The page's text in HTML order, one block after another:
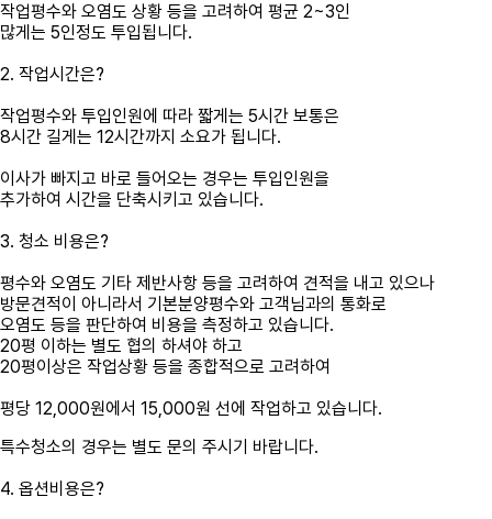
작업평수와 오염도 상황 등을 고려하여 평균 2~3인
많게는 5인정도 투입됩니다.
2. 작업시간은?
작업평수와 투입인원에 따라 짧게는 5시간 보통은
8시간 길게는 12시간까지 소요가 됩니다.
이사가 빠지고 바로 들어오는 경우는 투입인원을
추가하여 시간을 단축시키고 있습니다.
3. 청소 비용은?
평수와 오염도 기타 제반사항 등을 고려하여 견적을 내고 있으나
방문견적이 아니라서 기본분양평수와 고객님과의 통화로
오염도 등을 판단하여 비용을 측정하고 있습니다.
20평 이하는 별도 협의 하셔야 하고
20평이상은 작업상황 등을 종합적으로 고려하여
평당 12,000원에서 15,000원 선에 작업하고 있습니다.
특수청소의 경우는 별도 문의 주시기 바랍니다.
4. 옵션비용은?